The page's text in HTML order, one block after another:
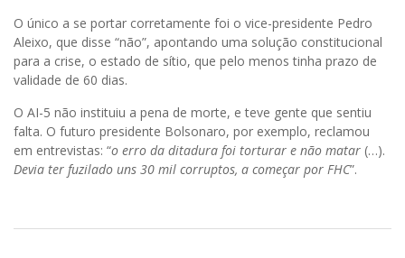
O único a se portar corretamente foi o vice-presidente Pedro
Aleixo, que disse “não”, apontando uma solução constitucional
para a crise, o estado de sítio, que pelo menos tinha prazo de
validade de 60 dias.
O AI-5 não instituiu a pena de morte, e teve gente que sentiu
falta. O futuro presidente Bolsonaro, por exemplo, reclamou
em entrevistas: “o erro da ditadura foi torturar e não matar (…).
Devia ter fuzilado uns 30 mil corruptos, a começar por FHC”.